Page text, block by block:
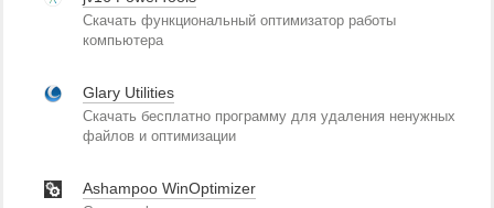
Скачать функциональный оптимизатор работы
компьютера
Glary Utilities
Скачать бесплатно программу для удаления ненужных
файлов и оптимизации
Ashampoo WinOptimizer